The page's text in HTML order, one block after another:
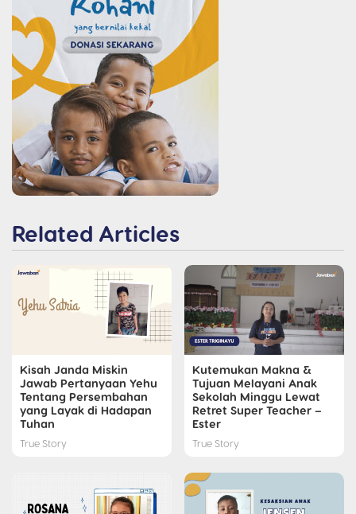
Related Articles
Kisah Janda Miskin
Jawab Pertanyaan Yehu
Tentang Persembahan
yang Layak di Hadapan
Tuhan
True Story
Kutemukan Makna &
Tujuan Melayani Anak
Sekolah Minggu Lewat
Retret Super Teacher –
Ester
True Story